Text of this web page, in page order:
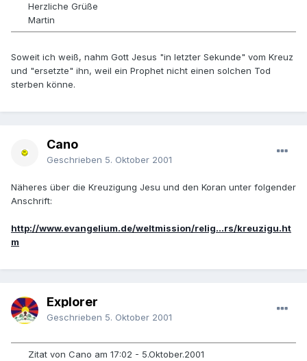
Herzliche Grüße
Martin
Soweit ich weiß, nahm Gott Jesus "in letzter Sekunde" vom Kreuz
und "ersetzte" ihn, weil ein Prophet nicht einen solchen Tod
sterben könne.
Cano
Geschrieben 5. Oktober 2001
Näheres über die Kreuzigung Jesu und den Koran unter folgender
Anschrift:
http://www.evangelium.de/weltmission/relig...rs/kreuzigu.ht
m
Explorer
Geschrieben 5. Oktober 2001
Zitat von Cano am 17:02 - 5.Oktober.2001